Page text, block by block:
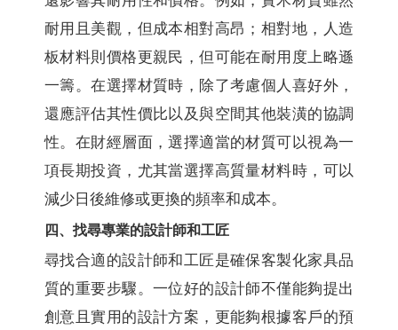
耐用且美觀，但成本相對高昂；相對地，人造
板材料則價格更親民，但可能在耐用度上略遜
一籌。在選擇材質時，除了考慮個人喜好外，
還應評估其性價比以及與空間其他裝潢的協調
性。在財經層面，選擇適當的材質可以視為一
項長期投資，尤其當選擇高質量材料時，可以
減少日後維修或更換的頻率和成本。
四、找尋專業的設計師和工匠
尋找合適的設計師和工匠是確保客製化家具品
質的重要步驟。一位好的設計師不僅能夠提出
創意且實用的設計方案，更能夠根據客戶的預